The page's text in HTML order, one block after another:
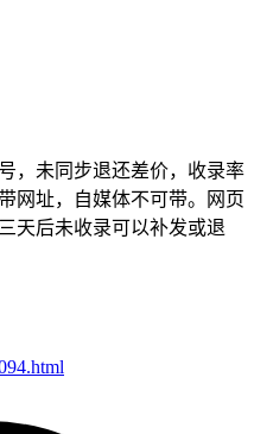
，未同步退还差价，收录率
网址，自媒体不可带。网页
天后未收录可以补发或退